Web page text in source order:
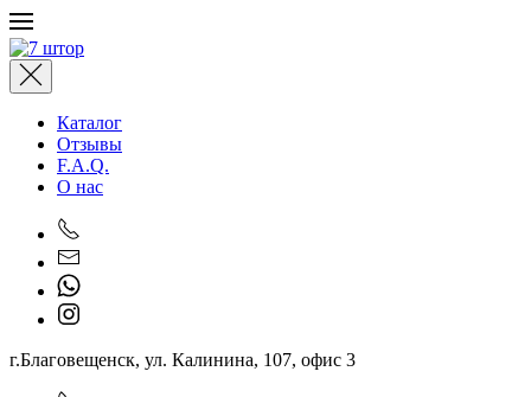
Перейти к содержимому
Каталог
Отзывы
F.A.Q.
О нас
г.Благовещенск, ул. Калинина, 107, офис 3